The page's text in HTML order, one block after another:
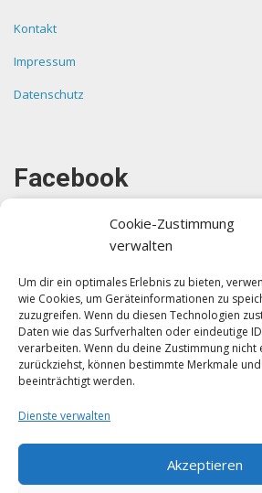
Cookie-Zustimmung
verwalten
Um dir ein optimales Erlebnis zu bieten,
wie Cookies, um Geräteinformationen zu
zuzugreifen. Wenn du diesen Technologien
Daten wie das Surfverhalten oder eindeutige
verarbeiten. Wenn du deine Zustimmung
zurückziehst, können bestimmte Merkmale
beeinträchtigt werden.
Dienste verwalten
Akzeptieren
Kontakt
Impressum
Datenschutz
Facebook
Klicke auf "Ich stimme zu",
zu aktivieren
Ich stimme zu